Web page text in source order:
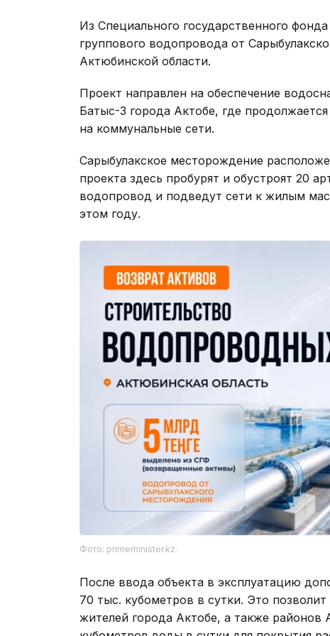
Из Специального государственного
группового водопровода от
Актюбинской области.
Проект направлен на обеспечение
Батыс-3 города Актобе, где
на коммунальные сети.
Сарыбулакское месторождение
проекта здесь пробурят и обустроят 20
водопровод и подведут сети к жилым
этом году.
Фото: primeminister.kz.
После ввода объекта в эксплуатацию
70 тыс. кубометров в сутки. Это
жителей города Актобе, а также районов